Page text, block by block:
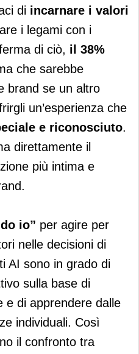
di incarnare i valori
i legami con i
di ciò, il 38%
che sarebbe
brand se un altro
un’esperienza che
e riconosciuto.
direttamente il
più intima e
io” per agire per
nelle decisioni di
AI sono in grado di
sulla base di
e di apprendere dalle
individuali. Così
il confronto tra